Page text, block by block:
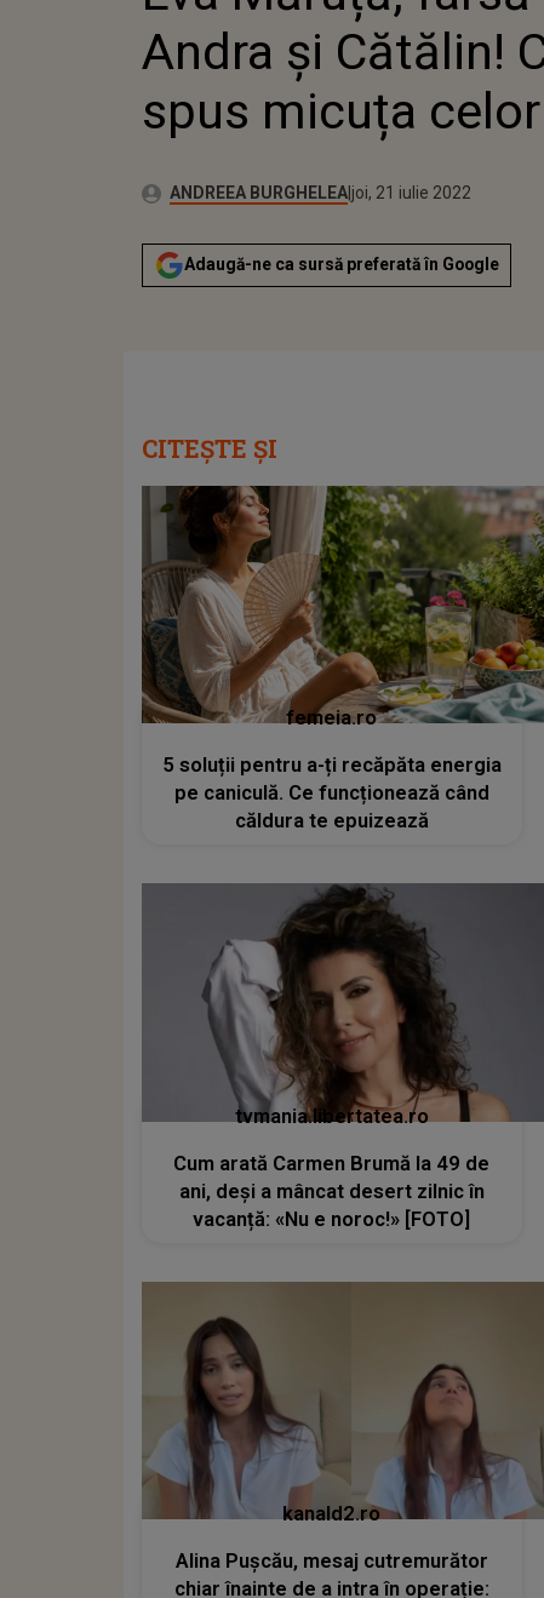
Andra și Cătălin!
spus micuța
Autor:ANDREEA BURGHELEAPublicat:
joi, 1 aprilie 2021
Actualizat:
joi, 21 iulie 2022
Adaugă-ne ca sursă preferată în Google
CITEȘTE ȘI
femeia.ro
5 soluții pentru a-ți recăpăta energia
pe caniculă. Ce funcționează când
căldura te epuizează
tvmania.libertatea.ro
Cum arată Carmen Brumă la 49 de
ani, deși a mâncat desert zilnic în
vacanță: «Nu e noroc!» [FOTO]
kanald2.ro
Alina Pușcău, mesaj cutremurător
chiar înainte de a intra în operație: